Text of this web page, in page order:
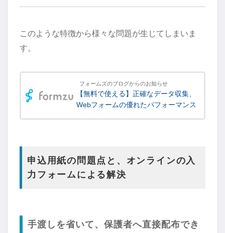
このような特徴から様々な問題が生じてしまいま
す。
フォームズのブログからのお知らせ
【無料で使える】正確なデータ収集、
Webフォームの優れたパフォーマンス
申込用紙の問題点と、オンラインの入
力フォームによる解決
手渡しを省いて、保護者へ直接配布でき